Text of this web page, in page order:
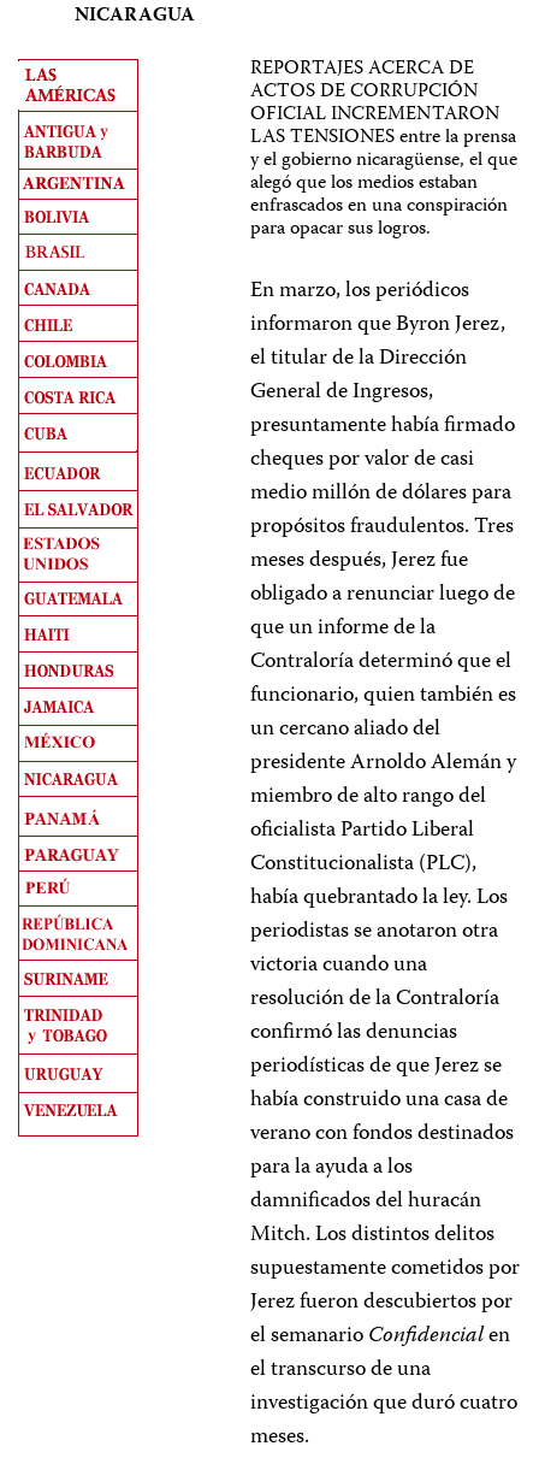
NICARAGUA
REPORTAJES ACERCA DE
ACTOS DE CORRUPCIÓN
OFICIAL INCREMENTARON
LAS TENSIONES entre la prensa
y el gobierno nicaragüense, el que
alegó que los medios estaban
enfrascados en una conspiración
para opacar sus logros.
En marzo, los periódicos
informaron que Byron Jerez,
el titular de la Dirección
General de Ingresos,
presuntamente había firmado
cheques por valor de casi
medio millón de dólares para
propósitos fraudulentos. Tres
meses después, Jerez fue
obligado a renunciar luego de
que un informe de la
Contraloría determinó que el
funcionario, quien también es
un cercano aliado del
presidente Arnoldo Alemán y
miembro de alto rango del
oficialista Partido Liberal
Constitucionalista (PLC),
había quebrantado la ley. Los
periodistas se anotaron otra
victoria cuando una
resolución de la Contraloría
confirmó las denuncias
periodísticas de que Jerez se
había construido una casa de
verano con fondos destinados
para la ayuda a los
damnificados del huracán
Mitch. Los distintos delitos
supuestamente cometidos por
Jerez fueron descubiertos por
el semanarioConfidencialen
el transcurso de una
investigación que duró cuatro
meses.